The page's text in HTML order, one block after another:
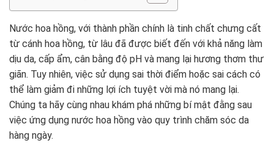
Nước hoa hồng, với thành phần chính là tinh chất chưng cất
từ cánh hoa hồng, từ lâu đã được biết đến với khả năng làm
dịu da, cấp ẩm, cân bằng độ pH và mang lại hương thơm thư
giãn. Tuy nhiên, việc sử dụng sai thời điểm hoặc sai cách có
thể làm giảm đi những lợi ích tuyệt vời mà nó mang lại.
Chúng ta hãy cùng nhau khám phá những bí mật đằng sau
việc ứng dụng nước hoa hồng vào quy trình chăm sóc da
hàng ngày.